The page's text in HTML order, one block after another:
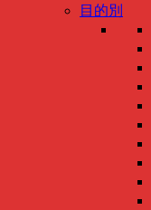
目的別